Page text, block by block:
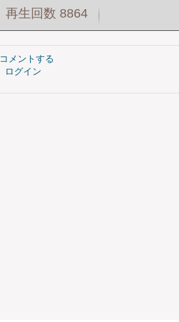
再生回数 8864
コメントする
ログイン